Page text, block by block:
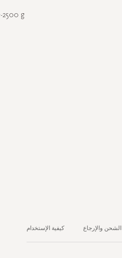
2500 g
الشحن والإرجاع كيفية الإستخدام